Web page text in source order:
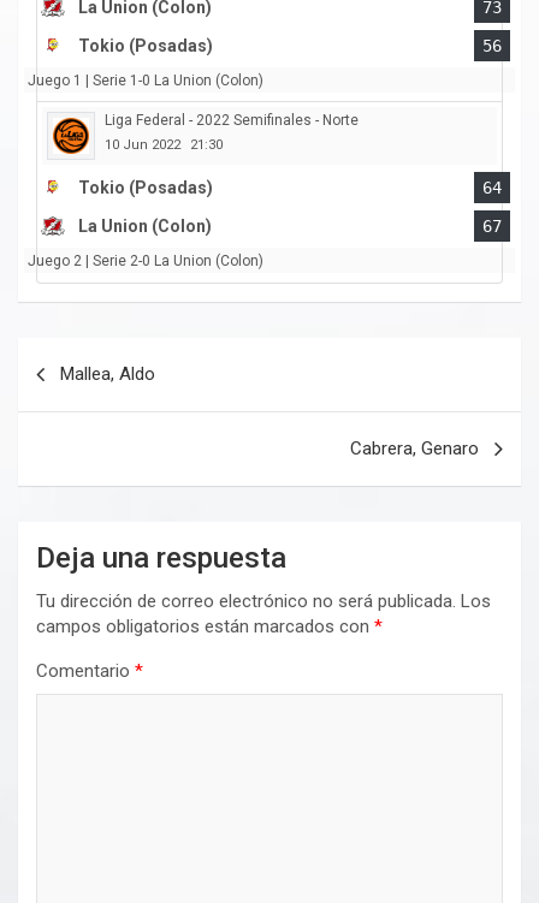
La Union (Colon)
73
Tokio (Posadas)
56
Juego 1 | Serie 1-0 La Union (Colon)
Liga Federal - 2022 Semifinales - Norte
10 Jun 2022 21:30
Tokio (Posadas)
64
La Union (Colon)
67
Juego 2 | Serie 2-0 La Union (Colon)
Mallea, Aldo
Cabrera, Genaro
Deja una respuesta
Tu dirección de correo electrónico no será publicada. Los
campos obligatorios están marcados con *
Comentario *